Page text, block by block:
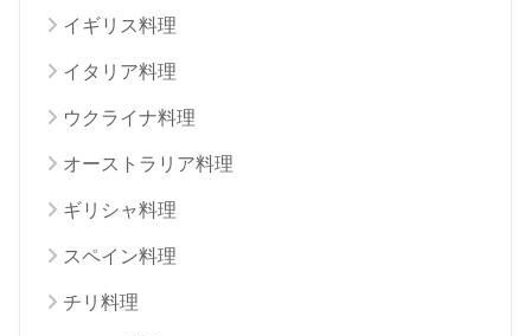
イギリス料理
イタリア料理
ウクライナ料理
オーストラリア料理
ギリシャ料理
スペイン料理
チリ料理